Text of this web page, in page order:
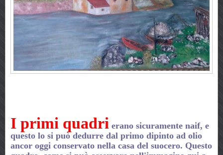
I primi quadri erano sicuramente naif, e
questo lo si può dedurre dal primo dipinto ad olio
ancor oggi conservato nella casa del suocero. Questo